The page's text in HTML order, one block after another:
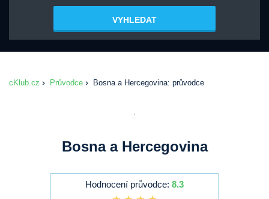
VYHLEDAT
cKlub.cz Průvodce Bosna a Hercegovina: průvodce
Bosna a Hercegovina
Hodnocení průvodce: 8.3